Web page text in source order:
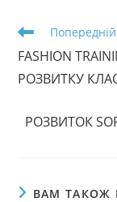
Прочитати
статей
FASHION
РОЗВИТКУ
РОЗВИТОК
ВАМ ТАКОЖ